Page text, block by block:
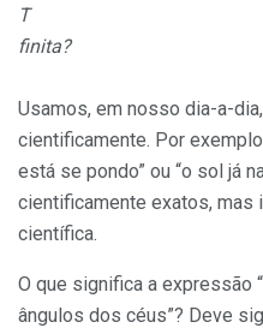
T
finita?
Usamos, em nosso dia-a-
cientificamente. Por
está se pondo” ou “o sol já
cientificamente exatos, mas
científica.
O que significa a expressão
ângulos dos céus”? Deve